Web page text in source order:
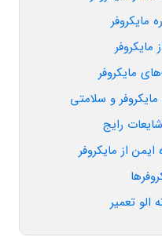
مایکروفر
مایکروفر
مایکروفر
و سلامتی
رایج
از مایکروفر
الو تعمیر